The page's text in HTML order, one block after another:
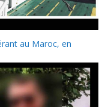
au Maroc, en